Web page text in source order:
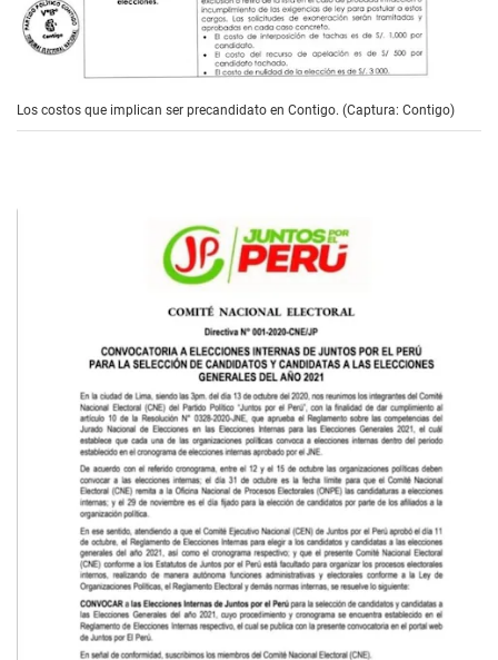
Los costos que implican ser precandidato en Contigo. (Captura: Contigo)